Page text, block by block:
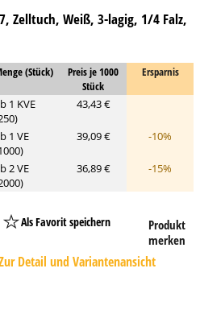
Zelltuch, Weiß, 3-lagig, 1/4 Falz,
(Stück)
Preis je 1000
Stück
Ersparnis
1 KVE
43,43 €
1 VE
39,09 € -10%
2 VE
36,89 € -15%
Als Favorit speichern
Button
Produkt
merken
Detail und Variantenansicht